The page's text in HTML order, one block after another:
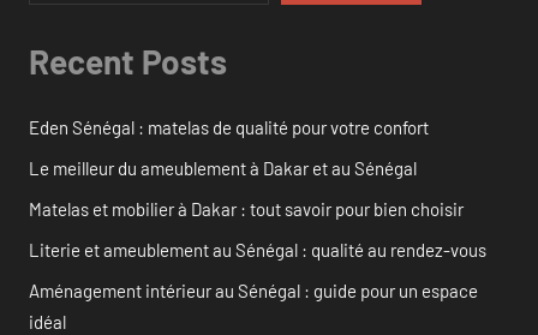
Recent Posts
Eden Sénégal : matelas de qualité pour votre confort
Le meilleur du ameublement à Dakar et au Sénégal
Matelas et mobilier à Dakar : tout savoir pour bien choisir
Literie et ameublement au Sénégal : qualité au rendez-vous
Aménagement intérieur au Sénégal : guide pour un espace
idéal